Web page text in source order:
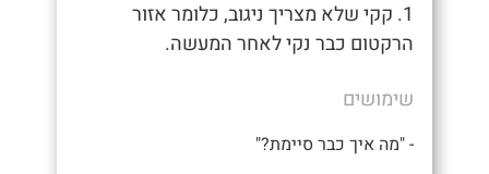
1. קקי שלא מצריך ניגוב, כלומר אזור
הרקטום כבר נקי לאחר המעשה.
שימושים
- "מה איך כבר סיימת?"